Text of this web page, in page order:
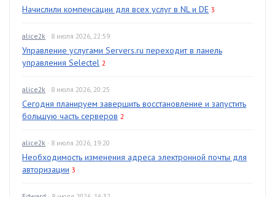
Начислили компенсации для всех услуг в NL и DE 3
alice2k · 8 июля 2026, 22:59
Управление услугами Servers.ru переходит в панель
управления Selectel 2
alice2k · 8 июля 2026, 20:25
Сегодня планируем завершить восстановление и запустить
большую часть серверов 2
alice2k · 8 июля 2026, 19:20
Необходимость изменения адреса электронной почты для
авторизации 3